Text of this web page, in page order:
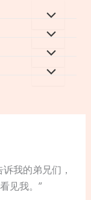
我的弟兄们，
见我。”